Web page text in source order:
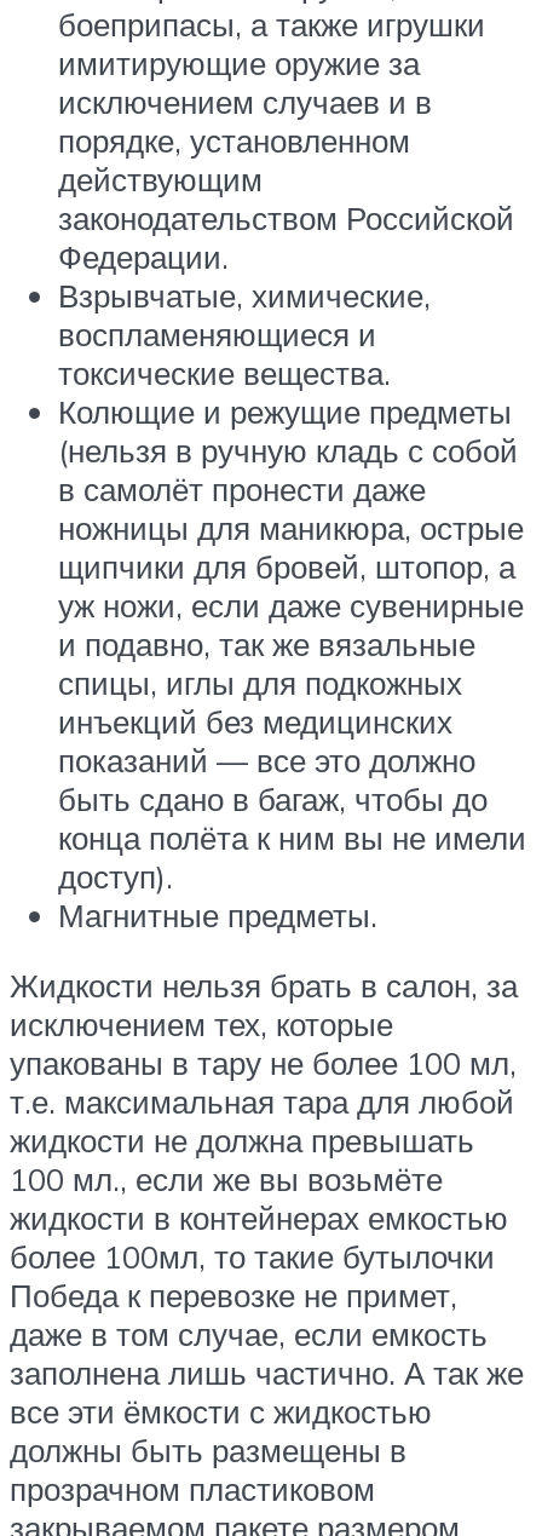
боеприпасы, а также игрушки
имитирующие оружие за
исключением случаев и в
порядке, установленном
действующим
законодательством Российской
Федерации.
Взрывчатые, химические,
воспламеняющиеся и
токсические вещества.
Колющие и режущие предметы
(нельзя в ручную кладь с собой
в самолёт пронести даже
ножницы для маникюра, острые
щипчики для бровей, штопор, а
уж ножи, если даже сувенирные
и подавно, так же вязальные
спицы, иглы для подкожных
инъекций без медицинских
показаний — все это должно
быть сдано в багаж, чтобы до
конца полёта к ним вы не имели
доступ).
Магнитные предметы.
Жидкости нельзя брать в салон, за
исключением тех, которые
упакованы в тару не более 100 мл,
т.е. максимальная тара для любой
жидкости не должна превышать
100 мл., если же вы возьмёте
жидкости в контейнерах емкостью
более 100мл, то такие бутылочки
Победа к перевозке не примет,
даже в том случае, если емкость
заполнена лишь частично. А так же
все эти ёмкости с жидкостью
должны быть размещены в
прозрачном пластиковом
закрываемом пакете размером